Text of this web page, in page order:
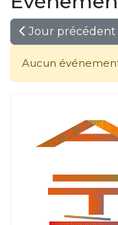
Jour précédent
Aucun